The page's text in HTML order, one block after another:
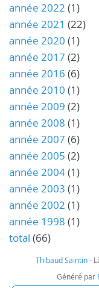
année 2022 (1)
année 2021 (22)
année 2020 (1)
année 2017 (2)
année 2016 (6)
année 2010 (1)
année 2009 (2)
année 2008 (1)
année 2007 (6)
année 2005 (2)
année 2004(1)
année 2003 (1)
année 2002 (1)
année 1998 (1)
total (66)
Thibaud Saintin-
Généré par